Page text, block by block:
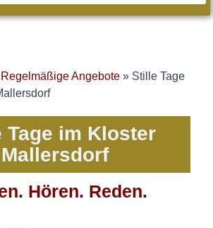
Regelmäßige Angebote » Stille Tage
Tage im Kloster
Mallersdorf
Hören. Reden.